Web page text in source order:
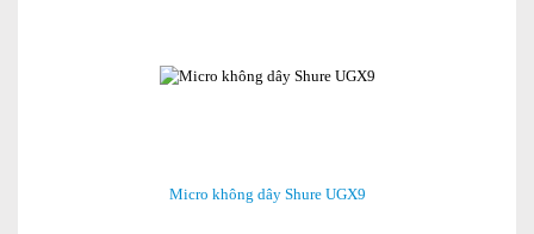
Micro không dây Shure UGX9